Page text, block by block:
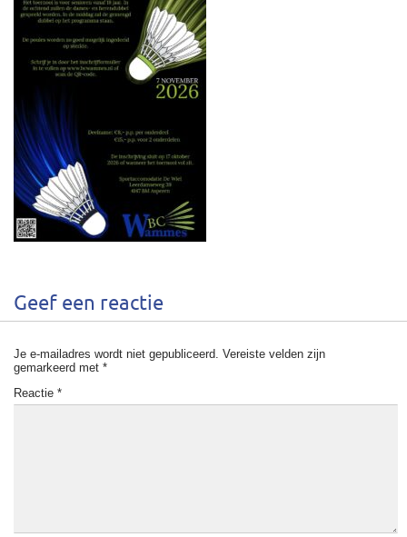
Geef een reactie
Je e-mailadres wordt niet gepubliceerd. Vereiste velden zijn
gemarkeerd met *
Reactie *